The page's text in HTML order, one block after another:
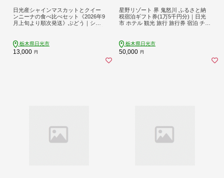
日光産シャインマスカットとクイー
ンニーナの食べ比べセット《2026年9
月上旬より順次発送》ぶどう｜シャ
光市産 栃木県産 小倉農園 [0911]
栃木県日光市
13,000 円
星野リゾート 界 鬼怒川 ふるさと納
税宿泊ギフト券(1万5千円分)｜日光
市 ホテル 観光 旅行 旅行券 宿泊 チケ
栃木県日光市
50,000 円